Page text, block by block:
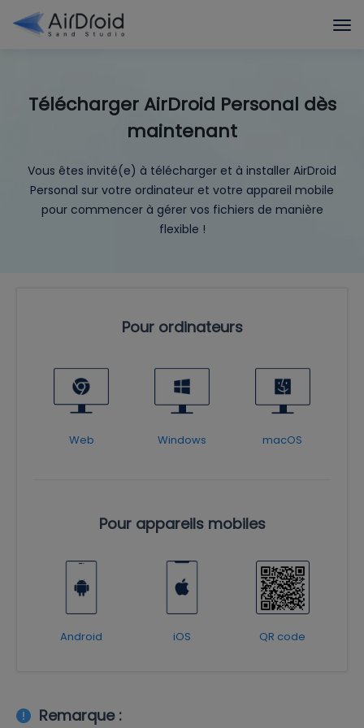
Télécharger AirDroid Personal dès
maintenant
Vous êtes invité(e) à télécharger et à installer AirDroid
Personal sur votre ordinateur et votre appareil mobile
pour commencer à gérer vos fichiers de manière
flexible !
Pour ordinateurs
Web Windows macOS
Pour appareils mobiles
Android iOS QR code
Remarque :